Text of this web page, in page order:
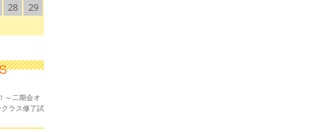
28
29
～二期会オ
ラス修了試